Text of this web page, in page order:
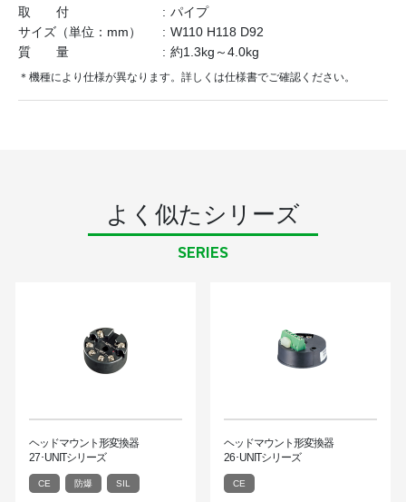
取 付
パイプ
サイズ（単位：mm）
W110 H118 D92
質 量
約1.3kg～4.0kg
＊機種により仕様が異なります。詳しくは仕様書でご確認ください。
よく似たシリーズ
SERIES
ヘッドマウント形変換器
27･UNITシリーズ
CE 防爆 SIL
ヘッドマウント形変換器
26･UNITシリーズ
CE